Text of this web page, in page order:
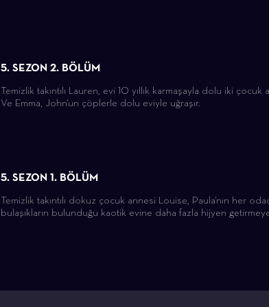
5. SEZON 2. BÖLÜM
Temizlik takıntılı Lauren, evi 10 yıllık karmaşayla dolu iki
Ve Emma, ​​John'un çöplerle dolu eviyle uğraşır.
5. SEZON 1. BÖLÜM
Temizlik takıntılı dokuz çocuk annesi Louise, Paula'nın her
bulaşıkların bulunduğu kaotik evine daha fazla hijyen getirmeye